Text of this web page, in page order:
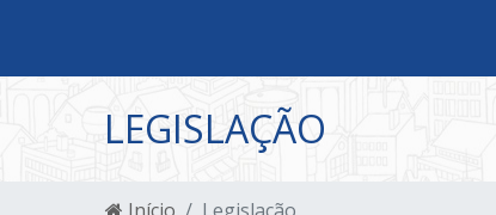
LEGISLAÇÃO
Início Legislação